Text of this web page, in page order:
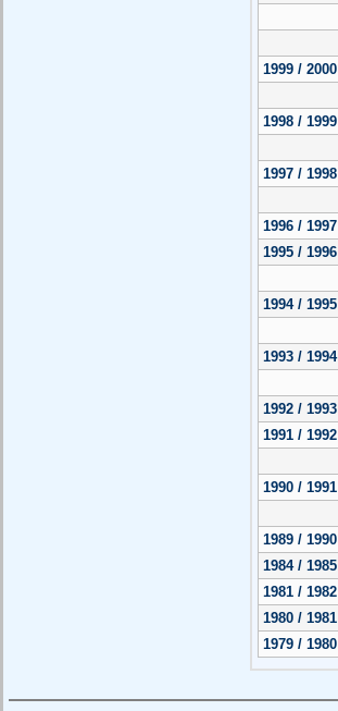
1999 / 2000
1998 / 1999
1997 / 1998
1996 / 1997
1995 / 1996
1994 / 1995
1993 / 1994
1992 / 1993
1991 / 1992
1990 / 1991
1989 / 1990
1984 / 1985
1981 / 1982
1980 / 1981
1979 / 1980